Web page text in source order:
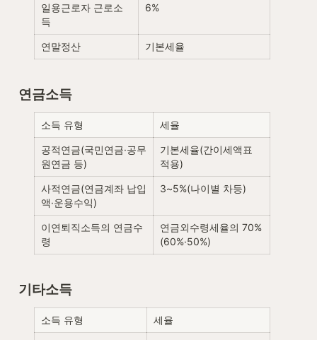
일용근로자 근로소
득
6%
연말정산 기본세율
연금소득
소득 유형 세율
공적연금(국민연금·공무
원연금 등)
기본세율(간이세액표
적용)
사적연금(연금계좌 납입
액·운용수익)
3~5%(나이별 차등)
이연퇴직소득의 연금수
령
연금외수령세율의 70%
(60%·50%)
기타소득
소득 유형 세율